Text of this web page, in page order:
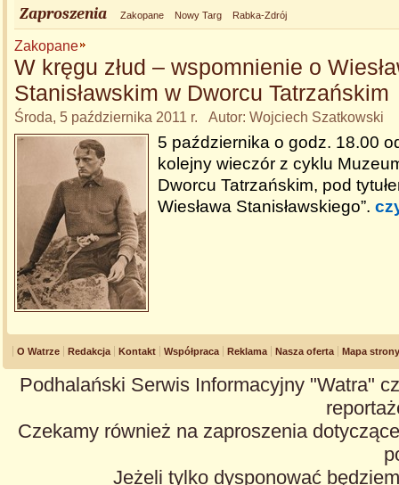
Zaproszenia Zakopane Nowy Targ Rabka-Zdrój
Zakopane
W kręgu złud – wspomnienie o
Stanisławskim w Dworcu Tatrzańskim
Środa, 5 października 2011 r. Autor: Wojciech Szatkowski
5 października o godz. 18.00
kolejny wieczór z cyklu
Dworcu Tatrzańskim, pod
Wiesława Stanisławskiego”.
O Watrze Redakcja Kontakt Współpraca Reklama Nasza oferta Mapa strony
Podhalański Serwis Informacyjny "Watra"
Czekamy również na zaproszenia
Jeżeli tylko dysponować